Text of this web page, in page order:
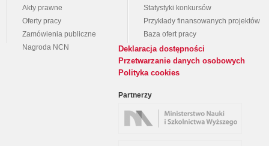
Akty prawne
Oferty pracy
Zamówienia publiczne
Nagroda NCN
Statystyki konkursów
Przykłady finansowanych projektów
Baza ofert pracy
Deklaracja dostępności
Przetwarzanie danych osobowych
Polityka cookies
Partnerzy